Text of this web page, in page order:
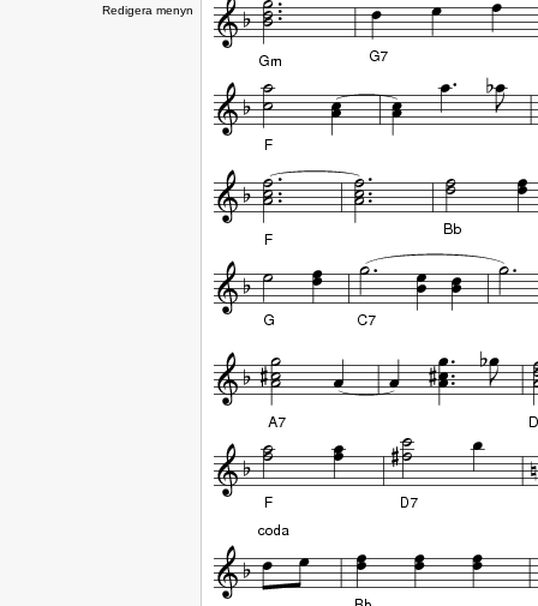
Redigera menyn